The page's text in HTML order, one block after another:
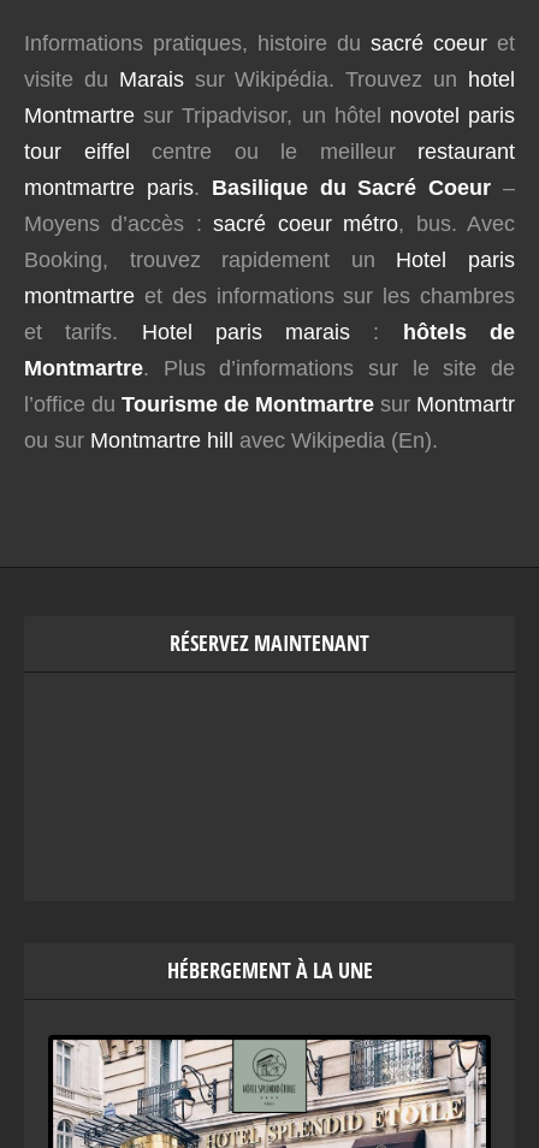
Informations pratiques, histoire du sacré coeur et
visite du Maraissur Wikipédia. Trouvez un hotel
Montmartre sur Tripadvisor, un hôtel novotel paris
tour eiffel centre ou le meilleur restaurant
montmartre paris. Basilique du Sacré Coeur –
Moyens d’accès :sacré coeur métro, bus. Avec
Booking, trouvez rapidement un Hotel paris
montmartre et des informations sur les chambres
et tarifs. Hotel paris marais : hôtels de
Montmartre. Plus d’informations sur le site de
l’office du Tourisme de Montmartre sur Montmartr
ou sur Montmartre hill avec Wikipedia (En).
RÉSERVEZ MAINTENANT
HÉBERGEMENT À LA UNE